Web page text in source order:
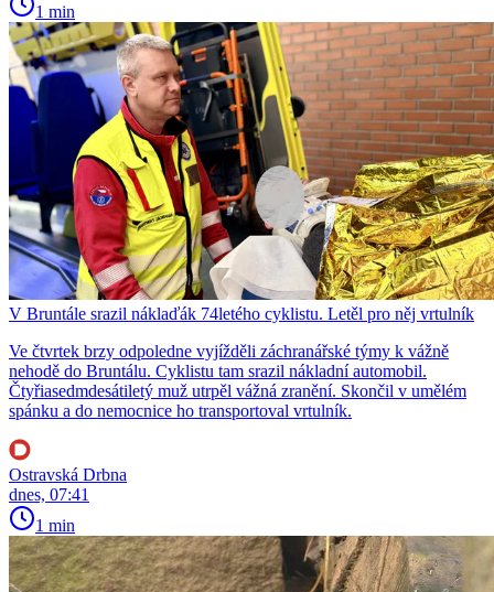
1 min
V Bruntále srazil náklaďák 74letého cyklistu. Letěl pro něj vrtulník
Ve čtvrtek brzy odpoledne vyjížděli záchranářské týmy k vážně
nehodě do Bruntálu. Cyklistu tam srazil nákladní automobil.
Čtyřiasedmdesátiletý muž utrpěl vážná zranění. Skončil v umělém
spánku a do nemocnice ho transportoval vrtulník.
Ostravská Drbna
dnes, 07:41
1 min